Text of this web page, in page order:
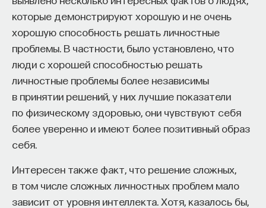
которые демонстрируют хорошую и не очень
хорошую способность решать личностные
проблемы. В частности, было установлено, что
люди с хорошей способностью решать
личностные проблемы более независимы
в принятии решений, у них лучшие показатели
по физическому здоровью, они чувствуют себя
более уверенно и имеют более позитивный образ
себя.
Интересен также факт, что решение сложных,
в том числе сложных личностных проблем мало
зависит от уровня интеллекта. Хотя, казалось бы,